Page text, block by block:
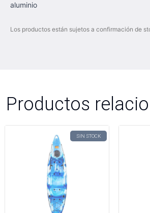
aluminio
Los productos están sujetos a confirmación de
Productos
SIN STOCK